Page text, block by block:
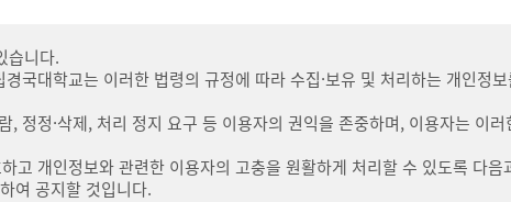
기타 사업
습니다.
국대학교는 이러한 법령의 규정에 따라 수집·보유 및 처리하는 개인정
정·삭제, 처리 정지 요구 등 이용자의 권익을 존중하며, 이용자는 이
개인정보와 관련한 이용자의 고충을 원활하게 처리할 수 있도록 다음
여 공지할 것입니다.